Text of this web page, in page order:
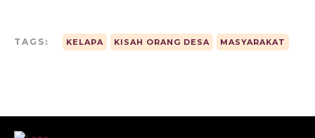
TAGS: KELAPA KISAH ORANG DESA MASYARAKAT